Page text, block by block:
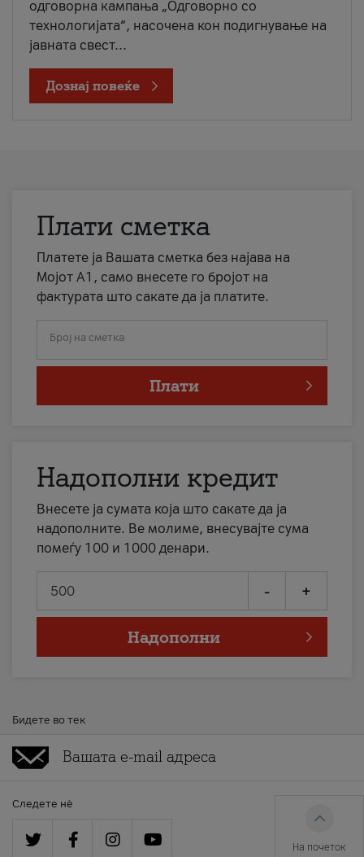
одговорна кампања „Одговорно со
технологијата“, насочена кон подигнување на
јавната свест...
Дознај повеќе
Плати сметка
Платете ја Вашата сметка без најава на
Мојот А1, само внесете го бројот на
фактурата што сакате да ја платите.
Број на сметка
Плати
Надополни кредит
Внесете ја сумата која што сакате да ја
надополните. Ве молиме, внесувајте сума
помеѓу 100 и 1000 денари.
- +
Надополни
Бидете во тек
Следете нè
На почеток